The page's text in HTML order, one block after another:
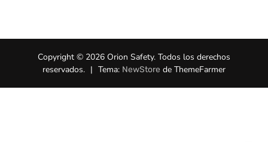
Copyright © 2026 Orion Safety. Todos los derechos
reservados. | Tema: NewStore de ThemeFarmer